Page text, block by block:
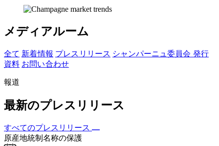
メディアルーム
全て 新着 情報 プレス リリース シャンパーニュ委員会 発行
資料 お問い 合わせ
報道
最新のプレスリリース
すべてのプレスリリース
原産地統制名称の保護